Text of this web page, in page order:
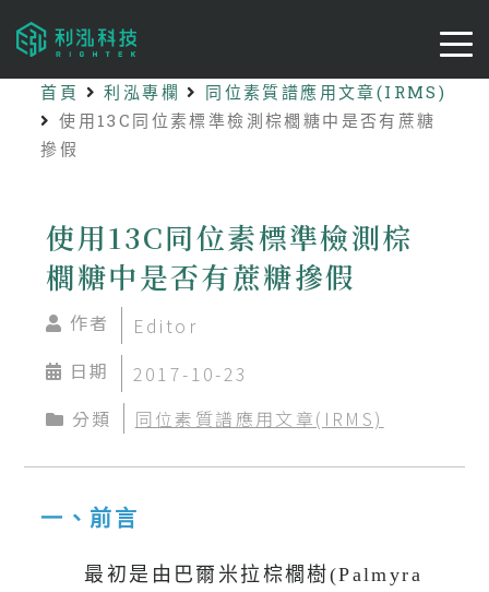
首頁 利泓專欄
同位素質譜應用文章(IRMS)
使用13C同位素標準檢測棕櫚糖中是否有蔗糖
摻假
使用13C同位素標準檢測棕
櫚糖中是否有蔗糖摻假
作者
Editor
日期
2017-10-23
分類
同位素質譜應用文章(IRMS)
一、前言
最初是由巴爾米拉棕櫚樹(Palmyra